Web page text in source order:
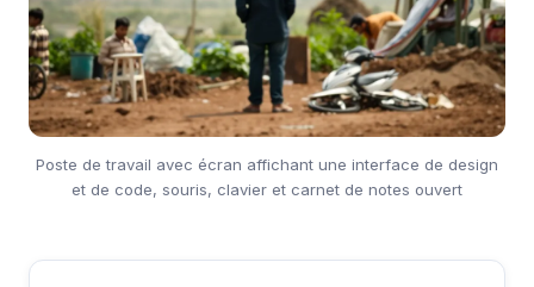
Poste de travail avec écran affichant une interface de design
et de code, souris, clavier et carnet de notes ouvert